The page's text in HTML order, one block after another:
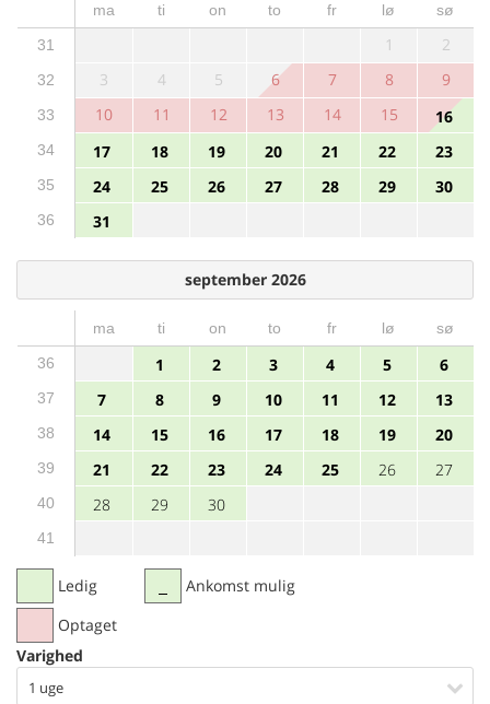
ma ti on to fr lø
sø
31
1 2
32 3 4 5 6 7 8 9
33 10 11 12 13 14 15 16
34 17 18 19 20 21 22 23
35 24 25 26 27 28 29 30
36 31
september 2026
ma ti on to fr lø
sø
36
1 2 3 4 5 6
37 7 8 9 10 11 12 13
38 14 15 16 17 18 19 20
39 21 22 23 24 25 26 27
40 28 29 30
41
Ledig
Optaget
Ankomst mulig
Varighed
1 uge